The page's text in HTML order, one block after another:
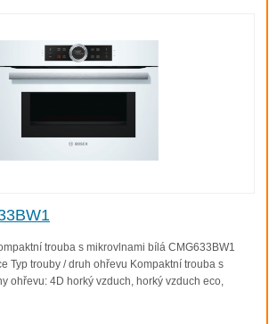
trouba s mikrovlnami bílá CMG633BW1
Typ trouby / druh ohřevu Kompaktní trouba s
ohřevu: 4D horký vzduch, horký vzduch eco,